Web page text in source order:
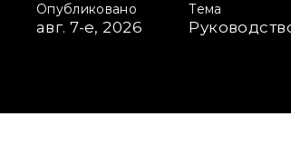
Опубликовано
авг. 7-е, 2026
Тема